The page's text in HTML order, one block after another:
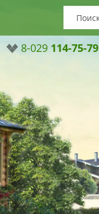
8-029 114-75-79